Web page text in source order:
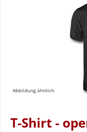
Abbildung ähnlich
T-Shirt -